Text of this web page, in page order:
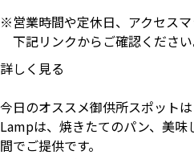
営業時間や定休日、アクセス
下記リンクからご確認ください
詳しく見る
今日のオススメ御供所スポットは
Lampは、焼きたてのパン、美
間でご提供です。